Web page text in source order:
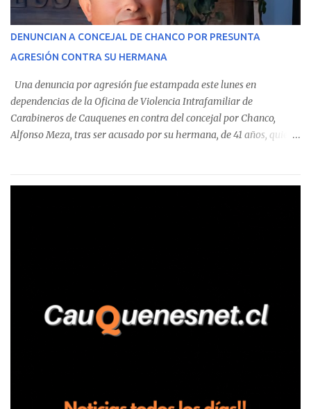
operaciones. Asimismo, se precisa que uno de los casos
corresponde a un funcionario de la Municipalidad de Chanco,
detectaron incumplimientos a la normativa vigente. El informe
precisa que la mayor cantidad de dinero apostado se registró en
Talca, donde...
DENUNCIAN A CONCEJAL DE CHANCO POR PRESUNTA
AGRESIÓN CONTRA SU HERMANA
Una denuncia por agresión fue estampada este lunes en
dependencias de la Oficina de Violencia Intrafamiliar de
Carabineros de Cauquenes en contra del concejal por Chanco,
Alfonso Meza, tras ser acusado por su hermana, de 41 años, quien
relató que los hechos ocurrieron cerca de las 11:30 horas en el
trabajadores, el edil descendió del vehículo y, en medio de la
confrontación, la habría tomado de los hombros, empujado al
suelo y agredido con golpes de pies y manos, mientr...